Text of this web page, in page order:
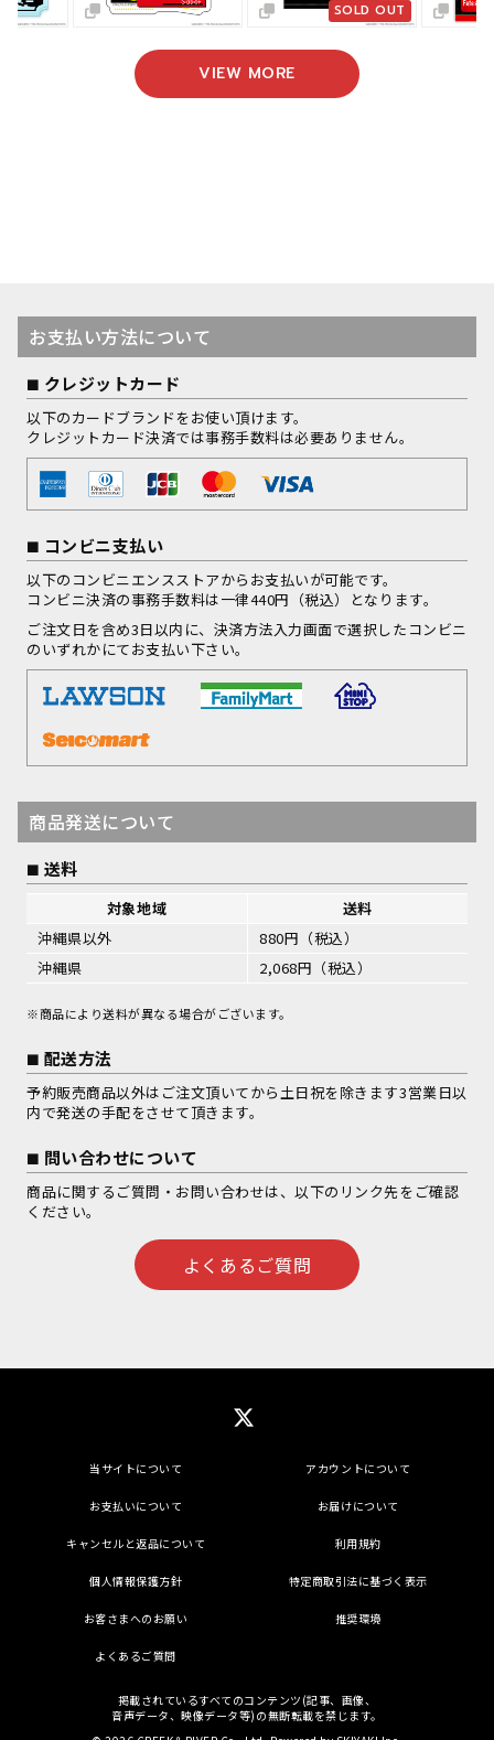
SOLD OUT
VIEW MORE
お支払い方法について
クレジットカード
以下のカードブランドをお使い頂けます。
クレジットカード決済では事務手数料は必要ありません。
コンビニ支払い
以下のコンビニエンスストアからお支払いが可能です。
コンビニ決済の事務手数料は一律440円（税込）となります。
ご注文日を含め3日以内に、決済方法入力画面で選択したコンビニ
のいずれかにてお支払い下さい。
商品発送について
送料
対象地域
送料
沖縄県以外
880円（税込）
沖縄県
2,068円（税込）
※商品により送料が異なる場合がございます。
配送方法
予約販売商品以外はご注文頂いてから土日祝を除きます3営業日以
内で発送の手配をさせて頂きます。
問い合わせについて
商品に関するご質問・お問い合わせは、以下のリンク先をご確認
ください。
よくあるご質問
当サイトについて アカウントについて
お支払いについて お届けについて
キャンセルと返品について 利用規約
個人情報保護方針 特定商取引法に基づく表示
お客さまへのお願い 推奨環境
よくあるご質問
掲載されているすべてのコンテンツ(記事、画像、
音声データ、映像データ等)の無断転載を禁じます。